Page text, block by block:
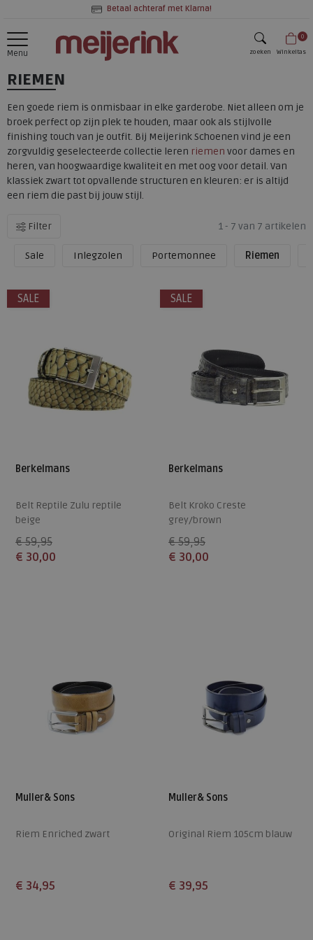
Betaal achteraf met Klarna!
Menu zoeken
0
Winkeltas
RIEMEN
Een goede riem is onmisbaar in elke garderobe. Niet alleen om je
broek perfect op zijn plek te houden, maar ook als stijlvolle
finishing touch van je outfit. Bij Meijerink Schoenen vind je een
zorgvuldig geselecteerde collectie leren riemen voor dames en
heren, van hoogwaardige kwaliteit en met oog voor detail. Van
klassiek zwart tot opvallende structuren en kleuren: er is altijd
een riem die past bij jouw stijl.
Filter 1 - 7 van 7 artikelen
Sale Inlegzolen Portemonnee Riemen
SALE
Berkelmans
Belt Reptile Zulu reptile
beige
€ 59,95
€ 30,00
SALE
Berkelmans
Belt Kroko Creste
grey/brown
€ 59,95
€ 30,00
Muller& Sons
Riem Enriched zwart
€ 34,95
Muller& Sons
Original Riem 105cm blauw
€ 39,95